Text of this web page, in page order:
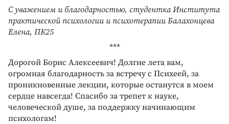
С уважением и благодарностью, студентка Института
практической психологии и психотерапии Балахонцева
Елена, ПК25
***
Дорогой Борис Алексеевич! Долгие лета вам,
огромная благодарность за встречу с Психеей, за
проникновенные лекции, которые останутся в моем
сердце навсегда! Спасибо за трепет к науке,
человеческой душе, за поддержку начинающим
психологам!